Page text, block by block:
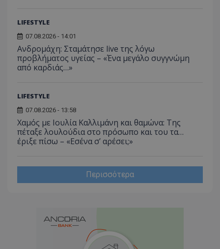
LIFESTYLE
07.08.2026 - 14:01
Ανδρομάχη: Σταμάτησε live της λόγω
προβλήματος υγείας – «Ένα μεγάλο συγγνώμη
από καρδιάς…»
LIFESTYLE
07.08.2026 - 13:58
Χαμός με Ιουλία Καλλιμάνη και θαμώνα: Της
πέταξε λουλούδια στο πρόσωπο και του τα…
έριξε πίσω – «Εσένα σ’ αρέσει;»
Περισσότερα